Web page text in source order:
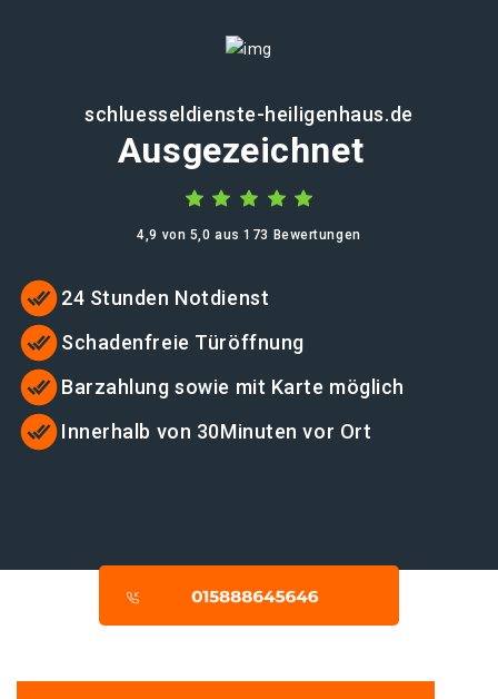
schluesseldienste-heiligenhaus.de
Ausgezeichnet
4,9 von 5,0 aus 173 Bewertungen
24 Stunden Notdienst
Schadenfreie Türöffnung
Barzahlung sowie mit Karte möglich
Innerhalb von 30Minuten vor Ort